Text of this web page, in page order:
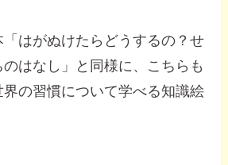
はがぬけたらどうするの？せ
はなし」と同様に、こちらも
の習慣について学べる知識絵